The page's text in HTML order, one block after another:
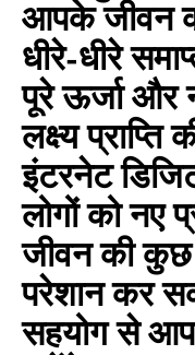
आपके जीवन
धीरे-धीरे
पूरे ऊर्जा
लक्ष्य
इंटरनेट
लोगों को नए
जीवन की कुछ
परेशान कर
सहयोग से